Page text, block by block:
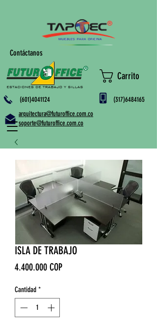
Contáctanos
Carrito
(601)4041124
(317)6484165
arquitectura@futuroffice.com.co
soporte@futuroffice.com.co
ISLA DE TRABAJO
4.400.000 COPPrecio
Cantidad *